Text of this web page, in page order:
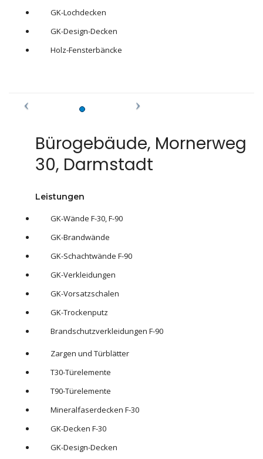
GK-Lochdecken
GK-Design-Decken
Holz-Fensterbäncke
Bürogebäude, Mornerweg
30, Darmstadt
Leistungen
GK-Wände F-30, F-90
GK-Brandwände
GK-Schachtwände F-90
GK-Verkleidungen
GK-Vorsatzschalen
GK-Trockenputz
Brandschutzverkleidungen F-90
Zargen und Türblätter
T30-Türelemente
T90-Türelemente
Mineralfaserdecken F-30
GK-Decken F-30
GK-Design-Decken